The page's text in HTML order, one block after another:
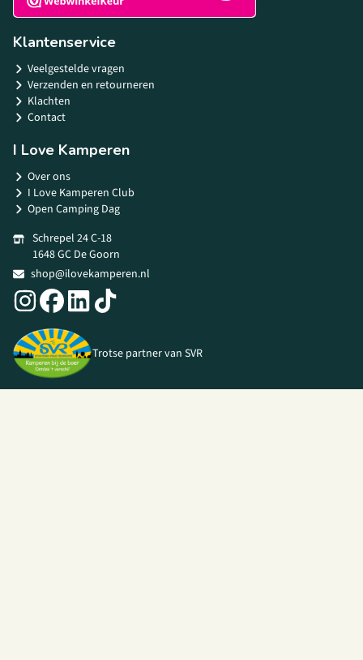
Klantenservice
Veelgestelde vragen
Verzenden en retourneren
Klachten
Contact
I Love Kamperen
Over ons
I Love Kamperen Club
Open Camping Dag
Schrepel 24 C-18
1648 GC De Goorn
shop@ilovekamperen.nl
Trotse partner van SVR